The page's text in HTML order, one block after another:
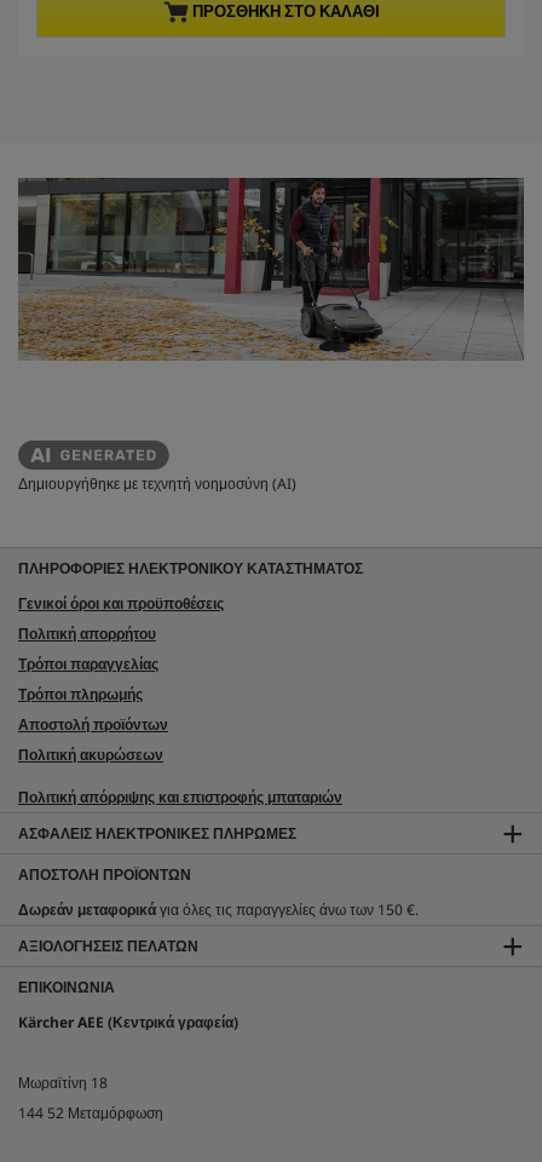
i
c
e
έ
ΠΡΟΣΘΉΚΗ ΣΤΟ ΚΑΛΆΘΙ
Δημιουργήθηκε με τεχνητή νοημοσύνη (AI)
ΠΛΗΡΟΦΟΡΙΕΣ ΗΛΕΚΤΡΟΝΙΚΟΥ ΚΑΤΑΣΤΗΜΑΤΟΣ
Γενικοί όροι και προϋποθέσεις
Πολιτική απορρήτου
Τρόποι παραγγελίας
Τρόποι πληρωμής
Αποστολή προϊόντων
Πολιτική ακυρώσεων
Πολιτική απόρριψης και επιστροφής μπαταριών
ΑΣΦΑΛΕΊΣ ΗΛΕΚΤΡΟΝΙΚΈΣ ΠΛΗΡΩΜΈΣ
ΑΠΟΣΤΟΛΉ ΠΡΟΪΌΝΤΩΝ
Δωρεάν μεταφορικάγια όλες τις παραγγελίες άνω των 150 €.
ΑΞΙΟΛΟΓΉΣΕΙΣ ΠΕΛΑΤΏΝ
ΕΠΙΚΟΙΝΩΝΊΑ
Kärcher AEE (Κεντρικά γραφεία)
Μωραϊτίνη 18
144 52 Μεταμόρφωση